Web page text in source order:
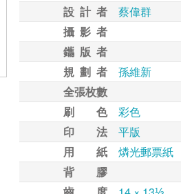
設 計 者
蔡偉群
攝 影 者
鑴 版 者
規 劃 者
孫維新
全張枚數
刷 色
彩色
印 法
平版
用 紙
燐光郵票紙
背 膠